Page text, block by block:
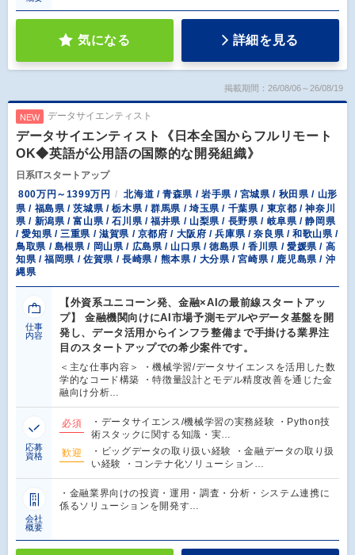
気になる 詳細を見る
掲載期間：26/08/06～26/08/19
NEW データサイエンティスト
データサイエンティスト《日本全国からフルリモート
OK◆英語が公用語の国際的な開発組織》
日系ITスタートアップ
800万円～1399万円
北海道 / 青森県 / 岩手県 / 宮城県 / 秋田県 / 山形
県 / 福島県 / 茨城県 / 栃木県 / 群馬県 / 埼玉県 / 千葉県 / 東京都 / 神奈川
県 / 新潟県 / 富山県 / 石川県 / 福井県 / 山梨県 / 長野県 / 岐阜県 / 静岡県
/ 愛知県 / 三重県 / 滋賀県 / 京都府 / 大阪府 / 兵庫県 / 奈良県 / 和歌山県 /
鳥取県 / 島根県 / 岡山県 / 広島県 / 山口県 / 徳島県 / 香川県 / 愛媛県 / 高
知県 / 福岡県 / 佐賀県 / 長崎県 / 熊本県 / 大分県 / 宮崎県 / 鹿児島県 / 沖
縄県
仕事
内容
【外資系ユニコーン発、金融×AIの最前線スタートアッ
プ】 金融機関向けにAI市場予測モデルやデータ基盤を開
発し、データ活用からインフラ整備まで手掛ける業界注
目のスタートアップでの希少案件です。
＜主な仕事内容＞ ・機械学習/データサイエンスを活用した数
学的なコード構築 ・特徴量設計とモデル精度改善を通じた金
融向け分析…
応募
資格
必須
・データサイエンス/機械学習の実務経験 ・Python技
術スタックに関する知識・実…
歓迎
・ビッグデータの取り扱い経験 ・金融データの取り扱
い経験 ・コンテナ化ソリューション…
会社
概要
・金融業界向けの投資・運用・調査・分析・システム連携に
係るソリューションを開発す…